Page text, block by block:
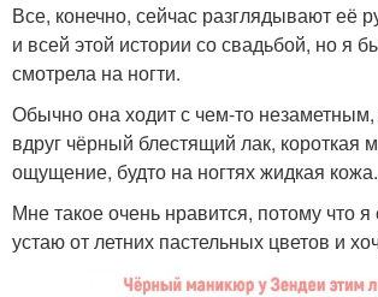
Все, конечно, сейчас разглядывают её
и всей этой истории со свадьбой, но я
смотрела на ногти.
Обычно она ходит с чем-то
вдруг чёрный блестящий лак, короткая
ощущение, будто на ногтях жидкая кожа.
Мне такое очень нравится, потому что
устаю от летних пастельных цветов и